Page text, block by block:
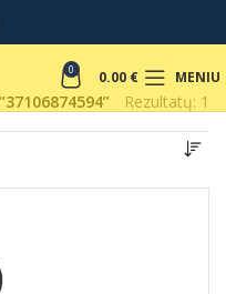
0 0.00 € MENIU
Rezultatų: 1